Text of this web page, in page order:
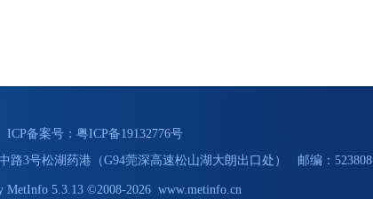
备案号： 粤ICP备19132776号
路3号松湖药港（G94莞深高速松山湖大朗出口处） 邮编：523808
MetInfo 5.3.13©2008-2026 www.metinfo.cn